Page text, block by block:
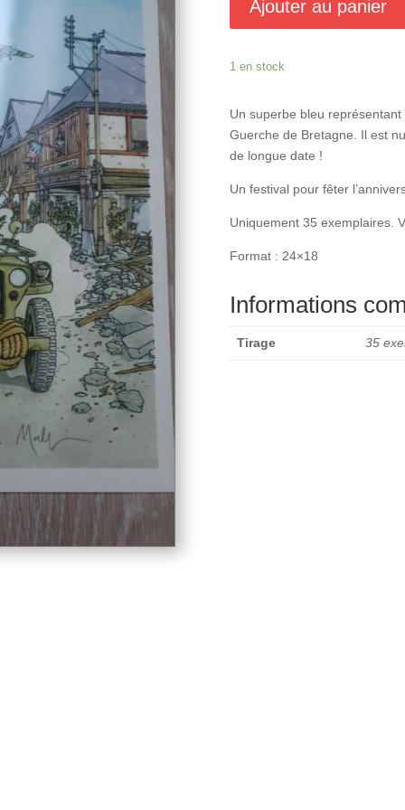
Ajouter au panier
1 en stock
Un superbe bleu
Guerche de Bretagne. Il est
de longue date !
Un festival pour fêter
Uniquement 35 exemplaires.
Format : 24×18
Informations
Tirage 35